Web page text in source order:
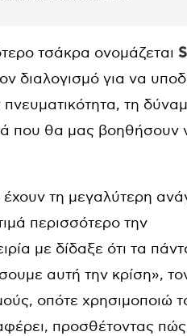
τσάκρα ονομάζεται
διαλογισμό για να
τη
που θα μας βοηθήσουν
έχουν τη μεγαλύτερη
περισσότερο την
με δίδαξε ότι τα
αυτή την κρίση»,
οπότε χρησιμοποιώ
προσθέτοντας